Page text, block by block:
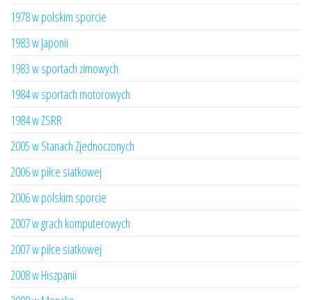
1978 w polskim sporcie
1983 w Japonii
1983 w sportach zimowych
1984 w sportach motorowych
1984 w ZSRR
2005 w Stanach Zjednoczonych
2006 w piłce siatkowej
2006 w polskim sporcie
2007 w grach komputerowych
2007 w piłce siatkowej
2008 w Hiszpanii